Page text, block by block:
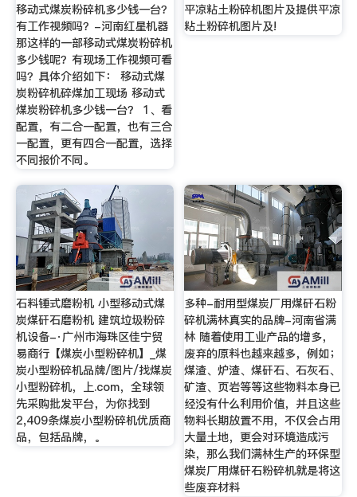
移动式煤炭粉碎机多少钱一台？
有工作视频吗？-河南红星机器
那这样的一部移动式煤炭粉碎机
多少钱呢？有现场工作视频可看
吗？具体介绍如下： 移动式煤
炭粉碎机碎煤加工现场 移动式
煤炭粉碎机多少钱一台？ 1、看
配置，有二合一配置，也有三合
一配置，更有四合一配置，选择
不同报价不同。
平凉粘土粉碎机图片及提供平凉
粘土粉碎机图片及!
石料锤式磨粉机 小型移动式煤
炭煤矸石磨粉机 建筑垃圾粉碎
机设备-·广州市海珠区佳宁贸
易商行【煤炭小型粉碎机】_煤
炭小型粉碎机品牌/图片/找煤炭
小型粉碎机，上.com，全球领
先采购批发平台，为你找到
2,409条煤炭小型粉碎机优质商
品，包括品牌，。
多种-耐用型煤炭厂用煤矸石粉
碎机满林真实的品牌-河南省满
林 随着使用工业产品的增多，
废弃的原料也越来越多，例如；
煤渣、炉渣、煤矸石、石灰石、
矿渣、页岩等等这些物料本身已
经没有什么利用价值，并且这些
物料长期放置不用，不仅会占用
大量土地，更会对环境造成污
染，那么我们满林生产的环保型
煤炭厂用煤矸石粉碎机就是将这
些废弃材料